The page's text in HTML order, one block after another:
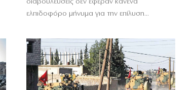
διαβουλεύσεις δεν έφεραν κανένα
ελπιδοφόρο μήνυμα για την επίλυση...